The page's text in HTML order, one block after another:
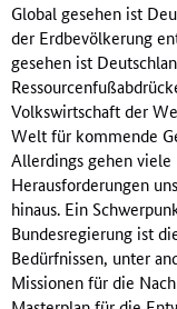
Global gesehen ist
der Erdbevölkerung
gesehen ist
Volkswirtschaft der
Welt für kommende
Allerdings gehen
Herausforderungen
hinaus. Ein
Bundesregierung ist
Bedürfnissen, unter
Missionen für die